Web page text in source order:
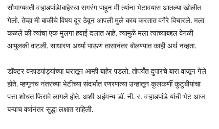
सौभाग्यवती वऱ्हाडपांडे!बाहेरचा रागरंग पाहून मी त्यांना भेटावयास आतल्या खोलीत
गेलो. तेव्हा मी बाकीचे विषय दूर ठेवून आपली मुले काय करतात वगैरे विचारले. मला
कळले की त्यांचा एक मुलगा हवाई दलात आहे. त्यामुळे मला त्यांच्याबद्दल वेगळी
आपुलकी वाटली. साधारण अर्ध्या पाऊण तासानंतर बोलण्यात काही अर्थ नव्हता.
डॉक्टर वऱ्हाडपांड्यांच्या घरातून आम्ही बाहेर पडलो. तोपर्यंत दुपारचे बारा वाजून गेले
होते. म्हणूनच नंतरच्या भेटीच्या संदर्भात रणरणत्या उन्हातून कुलकर्णी कुटुंबीयांचा
पत्ता शोधत फिरावे लागले होते. अशी अहंमन्य डॉ. नी. र. वऱ्हाडपांडे यांची भेट आज
बऱ्याच वर्षानंतर सुद्धा लक्षात राहिली.